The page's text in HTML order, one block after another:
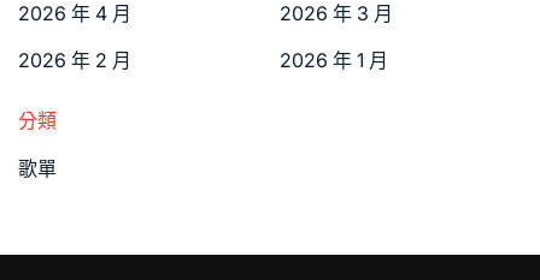
2026 年 4 月
2026 年 3 月
2026 年 2 月
2026 年 1 月
分類
歌單